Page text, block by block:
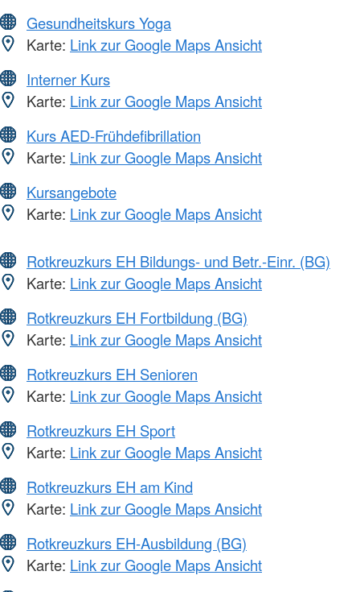
Gesundheitskurs Yoga
Karte: Link zur Google Maps Ansicht
Interner Kurs
Karte: Link zur Google Maps Ansicht
Kurs AED-Frühdefibrillation
Karte: Link zur Google Maps Ansicht
Kursangebote
Karte: Link zur Google Maps Ansicht
Rotkreuzkurs EH Bildungs- und Betr.-Einr. (BG)
Karte: Link zur Google Maps Ansicht
Rotkreuzkurs EH Fortbildung (BG)
Karte: Link zur Google Maps Ansicht
Rotkreuzkurs EH Senioren
Karte: Link zur Google Maps Ansicht
Rotkreuzkurs EH Sport
Karte: Link zur Google Maps Ansicht
Rotkreuzkurs EH am Kind
Karte: Link zur Google Maps Ansicht
Rotkreuzkurs EH-Ausbildung (BG)
Karte: Link zur Google Maps Ansicht